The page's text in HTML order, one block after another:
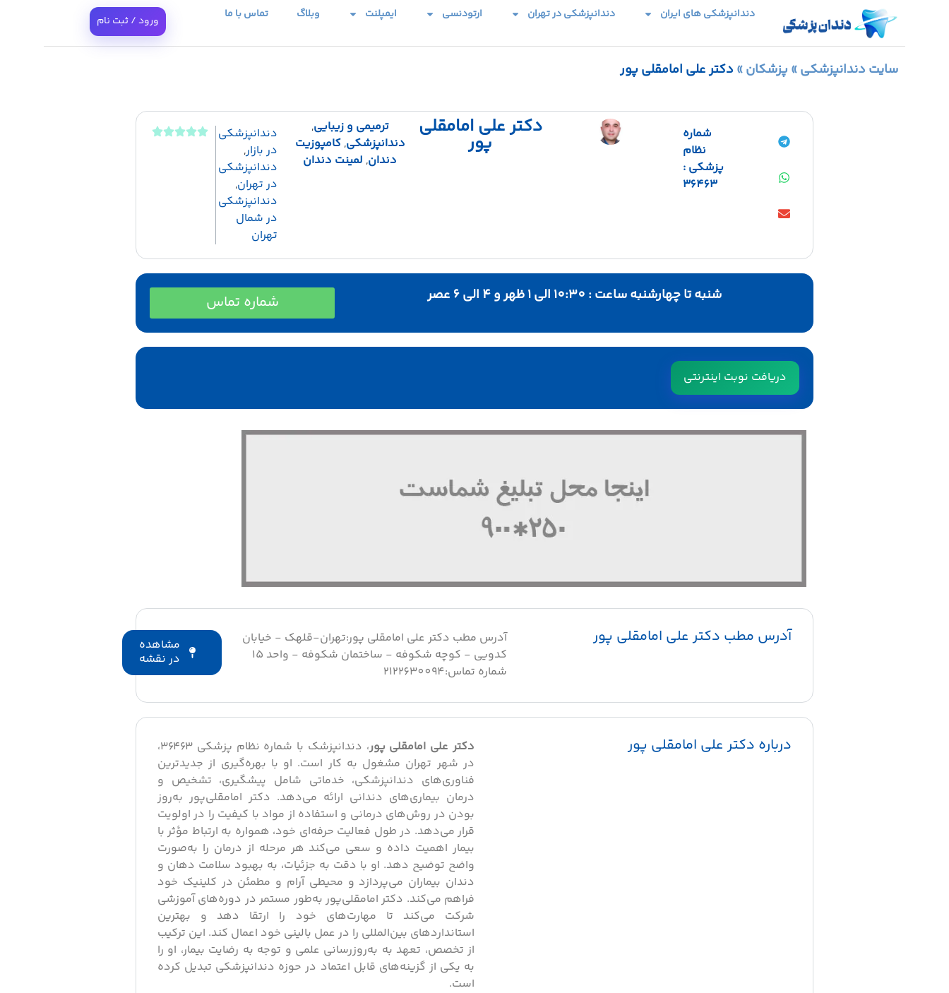
دندانپزشکی های ایران دندانپزشکی در تهران ارتودنسی ایمپلنت وبلاگ تماس با ما ورود / ثبت نام
سایت دندانپزشکی» پزشکان» دکتر علی امامقلی پور
شماره
نظام
پزشکی :
36463
دکتر علی امامقلی
پور
ترمیمی و زیبایی,
دندانپزشکی,کامپوزیت
دندان, لمینت دندان
دندانپزشکی
در بازار,
دندانپزشکی
در تهران,
دندانپزشکی
در شمال
تهران
شنبه تا چهارشنبه ساعت : 10:30 الی 1 ظهر و 4 الی 6 عصر شماره تماس
دریافت نوبت اینترنتی
آدرس مطب دکتر علی امامقلی پور
آدرس مطب دکتر علی امامقلی پور:تهران-قلهک - خیابان
کدویی - کوچه شکوفه - ساختمان شکوفه - واحد 15
شماره تماس:2122630094
مشاهده
در نقشه
درباره دکتر علی امامقلی پور دکتر علی امامقلی‌ پور
، دندانپزشک با شماره نظام پزشکی ۳۶۴۶۳،
در شهر تهران مشغول به کار است. او با بهره‌گیری از جدیدترین
فناوری‌های دندانپزشکی، خدماتی شامل پیشگیری، تشخیص و
درمان بیماری‌های دندانی ارائه می‌دهد. دکتر امامقلی‌پور به‌روز
بودن در روش‌های درمانی و استفاده از مواد با کیفیت را در اولویت
قرار می‌دهد. در طول فعالیت حرفه‌ای خود، همواره به ارتباط مؤثر با
بیمار اهمیت داده و سعی می‌کند هر مرحله از درمان را به‌صورت
واضح توضیح دهد. او با دقت به جزئیات، به بهبود سلامت دهان و
دندان بیماران می‌پردازد و محیطی آرام و مطمئن در کلینیک خود
فراهم می‌کند. دکتر امامقلی‌پور به‌طور مستمر در دوره‌های آموزشی
شرکت می‌کند تا مهارت‌های خود را ارتقا دهد و بهترین
استانداردهای بین‌المللی را در عمل بالینی خود اعمال کند. این ترکیب
از تخصص، تعهد به به‌روزرسانی علمی و توجه به رضایت بیمار، او را
به یکی از گزینه‌های قابل اعتماد در حوزه دندانپزشکی تبدیل کرده
است.